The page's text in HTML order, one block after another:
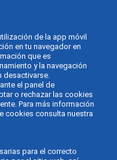
de la app móvil
en tu navegador en
que es
y la navegación
desactivarse.
el panel de
o rechazar las cookies
Para más información
cookies consulta nuestra
para el correcto